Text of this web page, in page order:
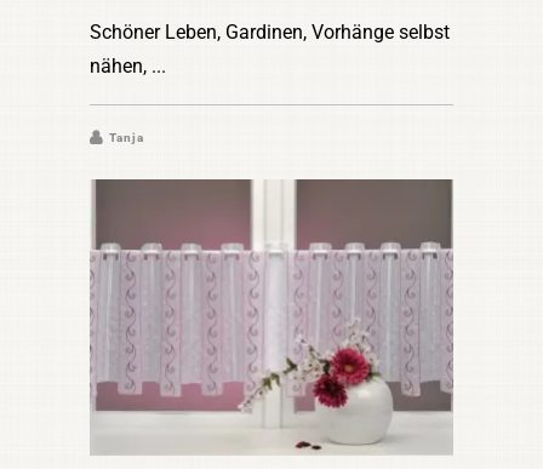
Schöner Leben, Gardinen, Vorhänge selbst
nähen,
Tanja